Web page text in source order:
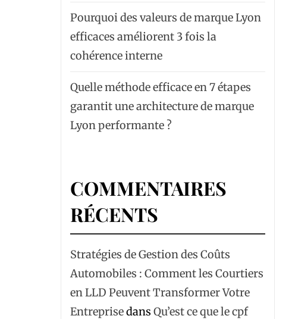
Pourquoi des valeurs de marque Lyon
efficaces améliorent 3 fois la
cohérence interne
Quelle méthode efficace en 7 étapes
garantit une architecture de marque
Lyon performante ?
COMMENTAIRES
RÉCENTS
Stratégies de Gestion des Coûts
Automobiles : Comment les Courtiers
en LLD Peuvent Transformer Votre
Entreprisedans Qu’est ce que le cpf